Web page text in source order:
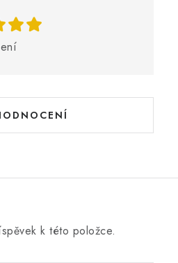
k této položce.